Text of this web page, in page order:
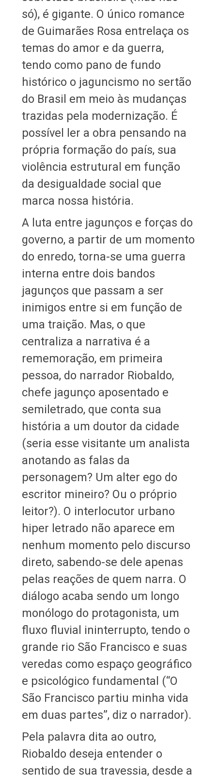
só), é gigante. O único romance
de Guimarães Rosa entrelaça os
temas do amor e da guerra,
tendo como pano de fundo
histórico o jaguncismo no sertão
do Brasil em meio às mudanças
trazidas pela modernização. É
possível ler a obra pensando na
própria formação do país, sua
violência estrutural em função
da desigualdade social que
marca nossa história.
A luta entre jagunços e forças do
governo, a partir de um momento
do enredo, torna-se uma guerra
interna entre dois bandos
jagunços que passam a ser
inimigos entre si em função de
uma traição. Mas, o que
centraliza a narrativa é a
rememoração, em primeira
pessoa, do narrador Riobaldo,
chefe jagunço aposentado e
semiletrado, que conta sua
história a um doutor da cidade
(seria esse visitante um analista
anotando as falas da
personagem? Um alter ego do
escritor mineiro? Ou o próprio
leitor?). O interlocutor urbano
hiper letrado não aparece em
nenhum momento pelo discurso
direto, sabendo-se dele apenas
pelas reações de quem narra. O
diálogo acaba sendo um longo
monólogo do protagonista, um
fluxo fluvial ininterrupto, tendo o
grande rio São Francisco e suas
veredas como espaço geográfico
e psicológico fundamental (“O
São Francisco partiu minha vida
em duas partes”, diz o narrador).
Pela palavra dita ao outro,
Riobaldo deseja entender o
sentido de sua travessia, desde a